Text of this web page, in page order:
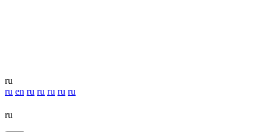
ru
ru en ru ru ru ru ru
ru